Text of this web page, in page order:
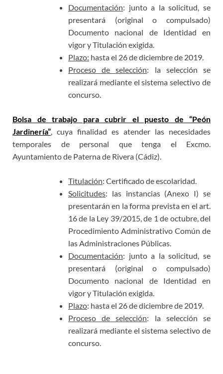
Documentación: junto a la solicitud, se
presentará (original o compulsado)
Documento nacional de Identidad en
vigor y Titulación exigida.
Plazo: hasta el 26 de diciembre de 2019.
Proceso de selección: la selección se
realizará mediante el sistema selectivo de
concurso.
Bolsa de trabajo para cubrir el puesto de “Peón
Jardinería” , cuya finalidad es atender las necesidades
temporales de personal que tenga el Excmo.
Ayuntamiento de Paterna de Rivera (Cádiz).
Titulación: Certificado de escolaridad.
Solicitudes: las instancias (Anexo I) se
presentarán en la forma prevista en el art.
16 de la Ley 39/2015, de 1 de octubre, del
Procedimiento Administrativo Común de
las Administraciones Públicas.
Documentación: junto a la solicitud, se
presentará (original o compulsado)
Documento nacional de Identidad en
vigor y Titulación exigida.
Plazo: hasta el 26 de diciembre de 2019.
Proceso de selección: la selección se
realizará mediante el sistema selectivo de
concurso.